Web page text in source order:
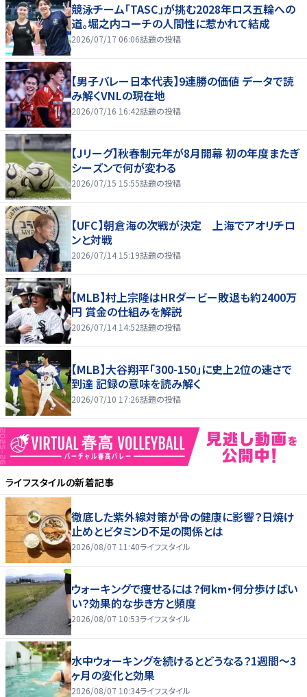
競泳チーム「TASC」が挑む2028年ロス五輪への
道。堀之内コーチの人間性に惹かれて結成
2026/07/17 06:06話題の投稿
【男子バレー日本代表】9連勝の価値 データで読
み解くVNLの現在地
2026/07/16 16:42話題の投稿
【Jリーグ】秋春制元年が8月開幕 初の年度またぎ
シーズンで何が変わる
2026/07/15 15:55話題の投稿
【UFC】朝倉海の次戦が決定 上海でアオリチロ
ンと対戦
2026/07/14 15:19話題の投稿
【MLB】村上宗隆はHRダービー敗退も約2400万
円 賞金の仕組みを解説
2026/07/14 14:52話題の投稿
【MLB】大谷翔平「300-150」に史上2位の速さで
到達 記録の意味を読み解く
2026/07/10 17:26話題の投稿
ライフスタイルの新着記事
徹底した紫外線対策が骨の健康に影響？日焼け
止めとビタミンD不足の関係とは
2026/08/07 11:40ライフスタイル
ウォーキングで痩せるには？何km・何分歩けばい
い？効果的な歩き方と頻度
2026/08/07 10:53ライフスタイル
水中ウォーキングを続けるとどうなる？1週間～3
ヶ月の変化と効果
2026/08/07 10:34ライフスタイル